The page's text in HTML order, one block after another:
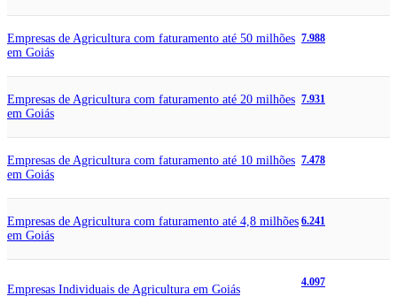
Empresas de Agricultura com faturamento até 50 milhões
em Goiás
7.988
Empresas de Agricultura com faturamento até 20 milhões
em Goiás
7.931
Empresas de Agricultura com faturamento até 10 milhões
em Goiás
7.478
Empresas de Agricultura com faturamento até 4,8 milhões
em Goiás
6.241
Empresas Individuais de Agricultura em Goiás
4.097